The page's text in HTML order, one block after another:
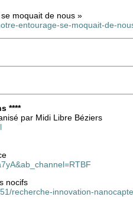
moquait de nous »
entourage-se-moquait-de-
****
par Midi Libre Béziers
nocifs
recherche-innovation-